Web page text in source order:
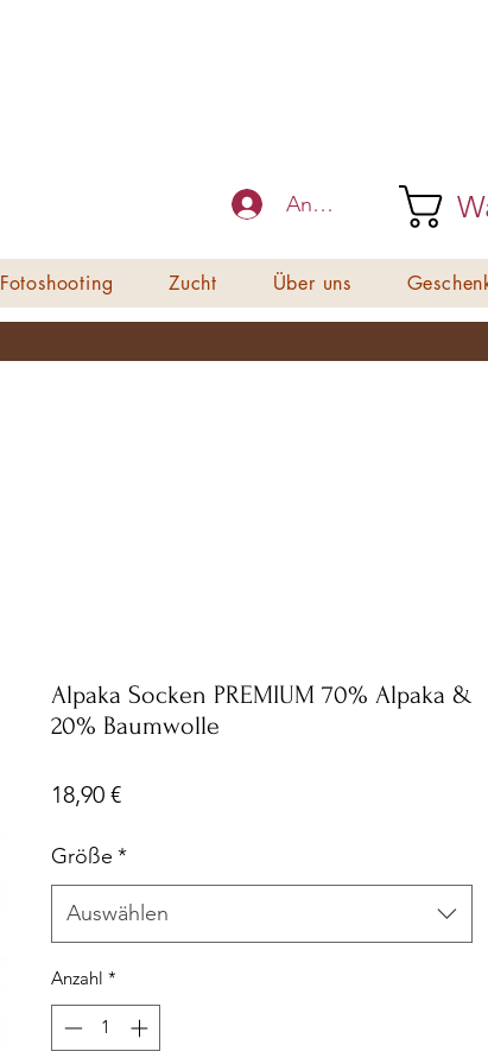
Anmelden
Fotoshooting Zucht Über uns
Alpaka Socken PREMIUM 70% Alpaka &
20% Baumwolle
18,90 €Preis
Größe *
Auswählen
Anzahl *